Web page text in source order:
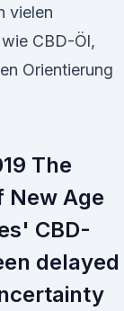
vielen
CBD-Öl,
Orientierung
The
New Age
CBD-
delayed